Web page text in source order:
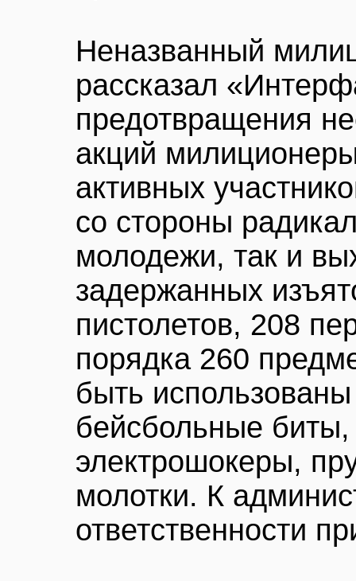
Неназванный
рассказал
предотвращения
акций
активных
со стороны
молодежи, так и
задержанных
пистолетов, 208
порядка 260
быть
бейсбольные биты,
электрошокеры,
молотки. К
ответственности